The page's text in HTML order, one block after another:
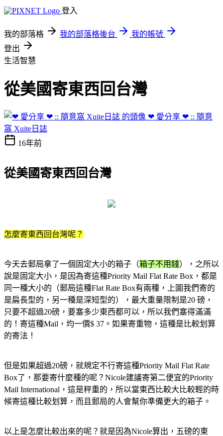
登入
我的部落格 我的部落格後台
我的帳號
登出
生活智慧
從美國寄東西回台灣
❤ 愛分享 ❤ :: 隨意
窩 Xuite日誌
16年前
從美國寄東西回台灣
怎麼寄東西回台灣呢？
今天去郵局拿了一個固定大小的箱子（箱子不用錢），之所以
說是固定大小，是因為寄這種Priority Mail Flat Rate Box，都是
同一種大小的（郵局這種Flat Rate Box有兩種，上圖我們寄的
是扁長型的，另一種是深短型的），最大重量限制是20 磅，
只要不超過20磅，要塞多少東西都可以，所以我們塞得滿滿
的！寄這種Mail，均一價$ 37。如果寄重物，這種是比較划算
的寄法！
但是如果超過20磅，就規定不行寄這種Priority Mail Flat Rate
Box了，那要寄什麼種的呢？Nicole建議寄第二便宜的Priority
Mail International，這是秤重的，所以當東西比較大比較輕的時
候寄這種比較划算，而且郵局的人會幫你準備更大的箱子。
以上是怎麼比較出來的呢？就是因為Nicole算出，五磅的東